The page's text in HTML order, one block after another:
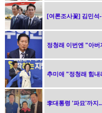
[여론조사꽃] 김민
정청래 이번엔 "아
추미애 "정청래 힘
李대통령 '파묘'까지